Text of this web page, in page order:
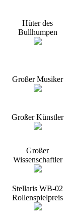
Hüter des
Bullhumpen
Großer Musiker
Großer Künstler
Großer
Wissenschaftler
Stellaris WB-02
Rollenspielpreis